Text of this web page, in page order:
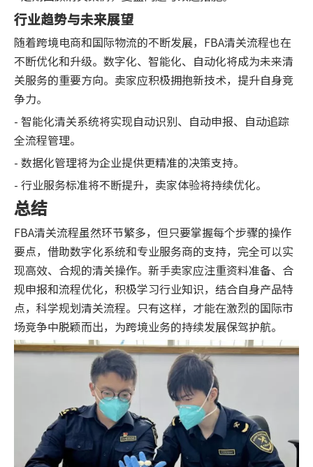
行业趋势与未来展望
随着跨境电商和国际物流的不断发展，FBA清关流程也在
不断优化和升级。数字化、智能化、自动化将成为未来清
关服务的重要方向。卖家应积极拥抱新技术，提升自身竞
争力。
- 智能化清关系统将实现自动识别、自动申报、自动追踪
全流程管理。
- 数据化管理将为企业提供更精准的决策支持。
- 行业服务标准将不断提升，卖家体验将持续优化。
总结
FBA清关流程虽然环节繁多，但只要掌握每个步骤的操作
要点，借助数字化系统和专业服务商的支持，完全可以实
现高效、合规的清关操作。新手卖家应注重资料准备、合
规申报和流程优化，积极学习行业知识，结合自身产品特
点，科学规划清关流程。只有这样，才能在激烈的国际市
场竞争中脱颖而出，为跨境业务的持续发展保驾护航。